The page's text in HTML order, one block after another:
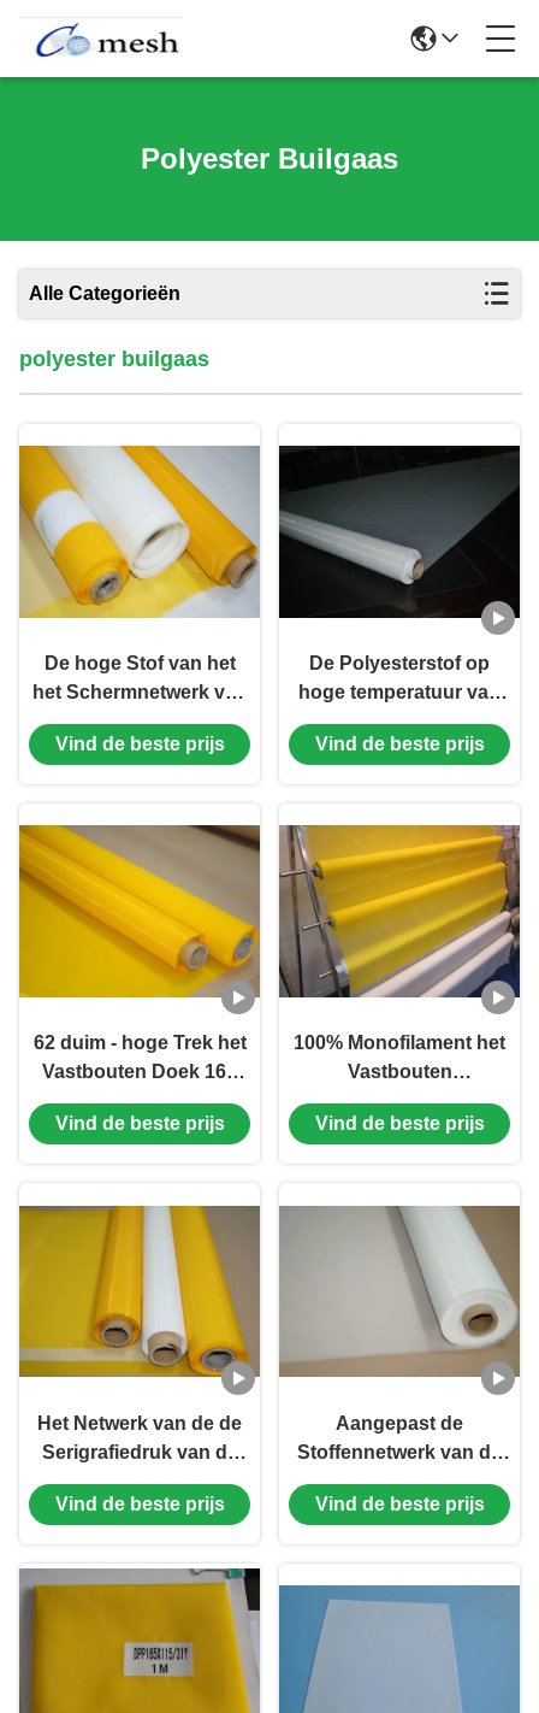
Polyester Builgaas
Alle Categorieën
polyester builgaas
De hoge Stof van het
het Schermnetwerk van
de
Duurzaamheidspolyester,
Vind de beste prijs
De Polyesterstof op
hoge temperatuur van
de het Schermdruk voor
PCB-Chemische
Vind de beste prijs
62 duim - hoge Trek het
Vastbouten Doek 160
Netwerk voor het
Schermdruk, FDA-
Vind de beste prijs
100% Monofilament het
Vastbouten
Doeknetwerk, 80 het
Netwerkscherm voor
Vind de beste prijs
Het Netwerk van de de
Serigrafiedruk van de
45 Duimpolyester, 250
de Zure Weerstand van
Vind de beste prijs
Aangepast de
Stoffennetwerk van de
het Schermdruk 74
Duim voor Elektronika,
Vind de beste prijs